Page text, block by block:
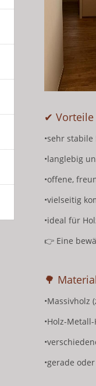
✔ Vorteile
•sehr
•langlebig
•offene,
•vielseitig
•ideal für
👉 Eine
🌳
•Massivholz
•Holz-
•gerade